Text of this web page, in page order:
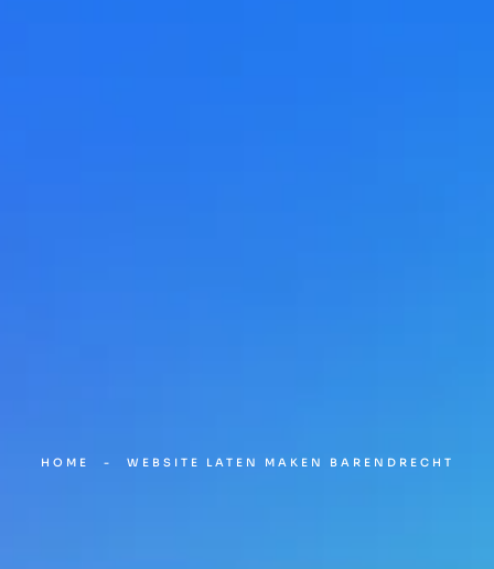
HOME - WEBSITE LATEN MAKEN BARENDRECHT